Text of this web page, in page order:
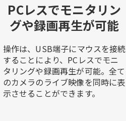
PCレスでモニタリン
グや録画再生が可能
操作は、USB端子にマウスを接続
することにより、PCレスでモニ
タリングや録画再生が可能。全て
のカメラのライブ映像を同時に表
示させることができます。